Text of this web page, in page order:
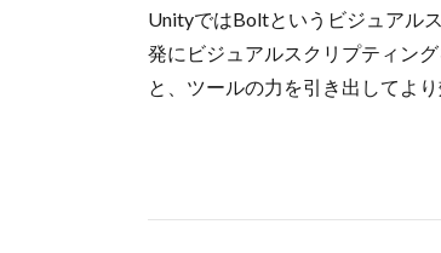
UnityではBoltというビジュアル
発にビジュアルスクリプティン
と、ツールの力を引き出してよ